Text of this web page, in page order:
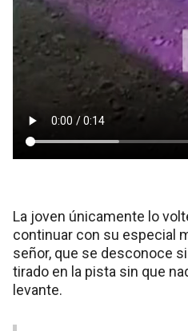
La joven únicamente lo
continuar con su especial
señor, que se desconoce
tirado en la pista sin que
levante.